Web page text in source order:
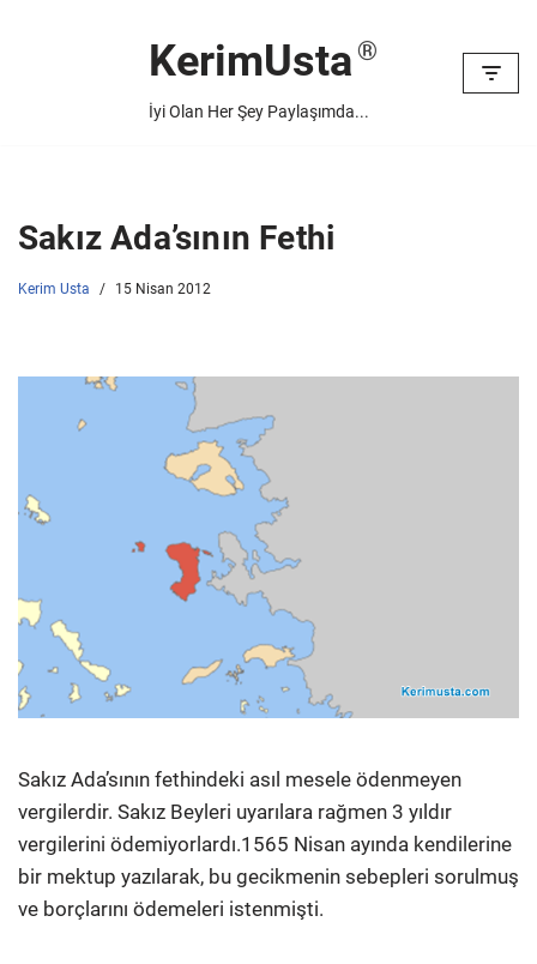
KerimUsta
İyi Olan Her Şey Paylaşımda...
Sakız Ada’sının Fethi
Kerim Usta 15 Nisan 2012
Sakız Ada’sının fethindeki asıl mesele ödenmeyen
vergilerdir. Sakız Beyleri uyarılara rağmen 3 yıldır
vergilerini ödemiyorlardı.1565 Nisan ayında kendilerine
bir mektup yazılarak, bu gecikmenin sebepleri sorulmuş
ve borçlarını ödemeleri istenmişti.